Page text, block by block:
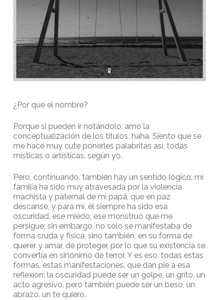
¿Por qué el nombre?
Porque si pueden ir notándolo, amo la
conceptualización de los títulos, haha. Siento que se
me hace muy cute ponerles palabritas así, todas
místicas o artísticas, según yo.
Pero, continuando, también hay un sentido lógico: mi
familia ha sido muy atravesada por la violencia
machista y paternal de mi papá, que en paz
descanse, y para mí, él siempre ha sido esa
oscuridad, ese miedo, ese monstruo que me
persigue; sin embargo, no sólo se manifestaba de
forma cruda y física, sino también, en su forma de
querer y amar, de proteger, por lo que su existencia se
convertía en sinónimo de terror. Y es eso, todas estas
formas, estas manifestaciones, que dan pie a esa
reflexión: la oscuridad puede ser un golpe, un grito, un
acto agresivo, pero también puede ser un beso, un
abrazo, un te quiero.